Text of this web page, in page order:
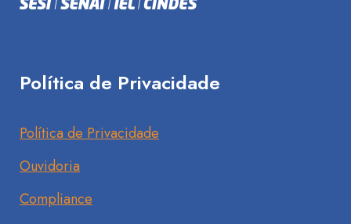
Política de Privacidade
Política de Privacidade
Ouvidoria
Compliance